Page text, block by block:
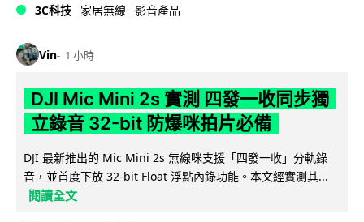
3C科技 家居無線 影音產品
Vin 1 小時
DJI Mic Mini 2s 實測 四發一收同步獨
立錄音 32-bit 防爆咪拍片必備
DJI 最新推出的 Mic Mini 2s 無線咪支援「四發一收」分軌錄
音，並首度下放 32-bit Float 浮點內錄功能。本文經實測其...
閱讀全文